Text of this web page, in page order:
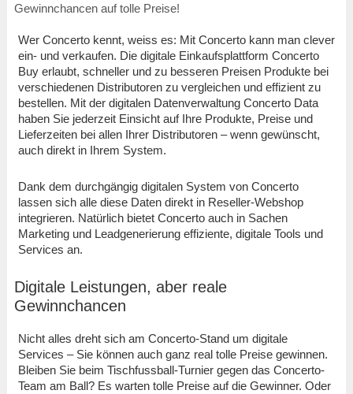
Gewinnchancen auf tolle Preise!
Wer Concerto kennt, weiss es: Mit Concerto kann man clever
ein- und verkaufen. Die digitale Einkaufsplattform Concerto
Buy erlaubt, schneller und zu besseren Preisen Produkte bei
verschiedenen Distributoren zu vergleichen und effizient zu
bestellen. Mit der digitalen Datenverwaltung Concerto Data
haben Sie jederzeit Einsicht auf Ihre Produkte, Preise und
Lieferzeiten bei allen Ihrer Distributoren – wenn gewünscht,
auch direkt in Ihrem System.
Dank dem durchgängig digitalen System von Concerto
lassen sich alle diese Daten direkt in Reseller-Webshop
integrieren. Natürlich bietet Concerto auch in Sachen
Marketing und Leadgenerierung effiziente, digitale Tools und
Services an.
Digitale Leistungen, aber reale
Gewinnchancen
Nicht alles dreht sich am Concerto-Stand um digitale
Services – Sie können auch ganz real tolle Preise gewinnen.
Bleiben Sie beim Tischfussball-Turnier gegen das Concerto-
Team am Ball? Es warten tolle Preise auf die Gewinner. Oder